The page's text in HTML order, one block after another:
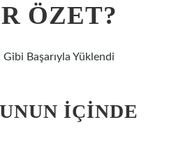
ÖZET?
Gibi Başarıyla Yüklendi
IÇINDE